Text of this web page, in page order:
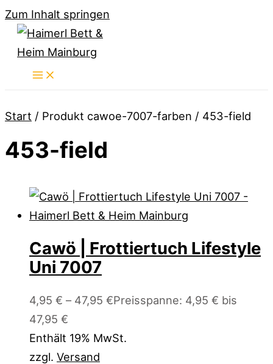
Zum Inhalt springen
Start / Produkt cawoe-7007-farben / 453-field
453-field
Cawö | Frottiertuch Lifestyle
Uni 7007
4,95 € – 47,95 €Preisspanne: 4,95 € bis
47,95 €
Enthält 19% MwSt.
zzgl. Versand